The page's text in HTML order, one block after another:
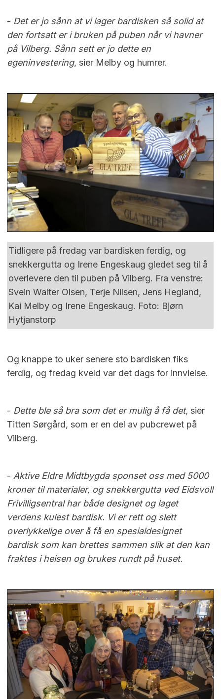
- Det er jo sånn at vi lager bardisken så solid at
den fortsatt er i bruken på puben når vi havner
på Vilberg. Sånn sett er jo dette en
egeninvestering, sier Melby og humrer.
Tidligere på fredag var bardisken ferdig, og
snekkergutta og Irene Engeskaug gledet seg til å
overlevere den til puben på Vilberg. Fra venstre:
Svein Walter Olsen, Terje Nilsen, Jens Hegland,
Kai Melby og Irene Engeskaug. Foto: Bjørn
Hytjanstorp
Og knappe to uker senere sto bardisken fiks
ferdig, og fredag kveld var det dags for innvielse.
- Dette ble så bra som det er mulig å få det, sier
Titten Sørgård, som er en del av pubcrewet på
Vilberg.
- Aktive Eldre Midtbygda sponset oss med 5000
kroner til materialer, og snekkergutta ved Eidsvoll
Frivilligsentral har både designet og laget
verdens kulest bardisk. Vi er rett og slett
overlykkelige over å få en spesialdesignet
bardisk som kan brettes sammen slik at den kan
fraktes i heisen og brukes rundt på huset.